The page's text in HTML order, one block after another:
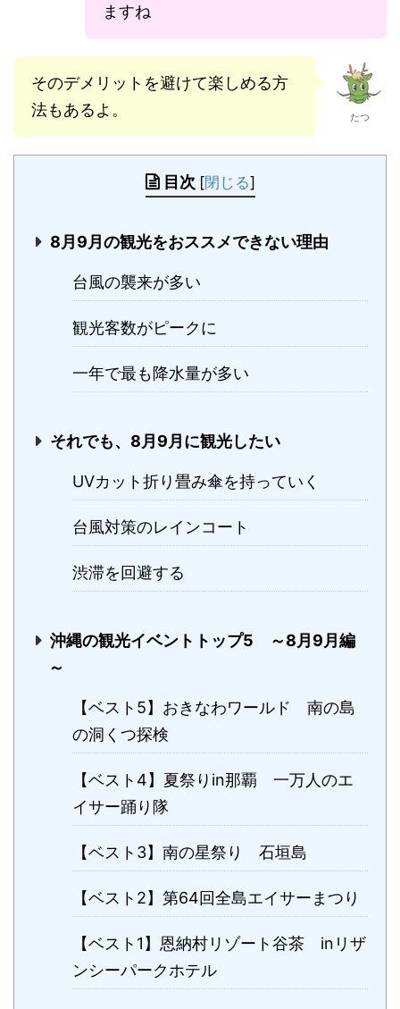
ますね
そのデメリットを避けて楽しめる方
法もあるよ。
たつ
目次 [閉じる]
8月9月の観光をおススメできない理由
台風の襲来が多い
観光客数がピークに
一年で最も降水量が多い
それでも、8月9月に観光したい
UVカット折り畳み傘を持っていく
台風対策のレインコート
渋滞を回避する
沖縄の観光イベントトップ5 ～8月9月編
～
【ベスト5】おきなわワールド 南の島
の洞くつ探検
【ベスト4】夏祭りin那覇 一万人のエ
イサー踊り隊
【ベスト3】南の星祭り 石垣島
【ベスト2】第64回全島エイサーまつり
【ベスト1】恩納村リゾート谷茶 inリザ
ンシーパークホテル